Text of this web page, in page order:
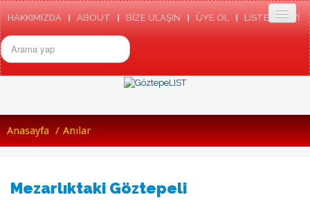
HAKKIMIZDA ABOUT BİZE ULAŞIN ÜYE OL LÍSTE ARSIVI
arama...
ANASAYFA
GÖZTEPE
RESMI SITE
Anasayfa / Anılar
Mezarlıktaki Göztepeli